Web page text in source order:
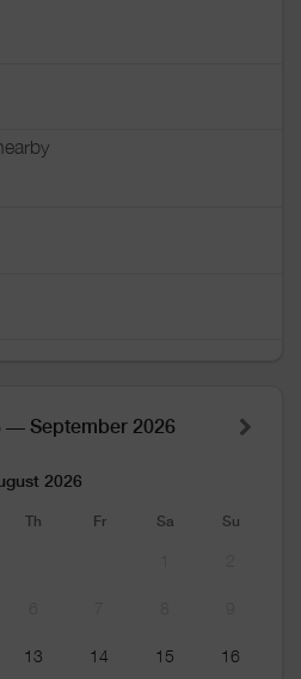
— September 2026
2026
Th Fr Sa Su
13 14 15 16